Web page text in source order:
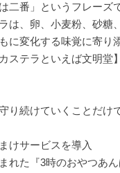
二番」というフレーズ
は、卵、小麦粉、砂糖
に変化する味覚に寄り
ステラといえば文明
り続けていくことだけ
けサービスを導入
た『3時のおやつあん